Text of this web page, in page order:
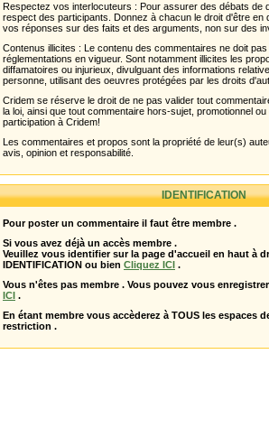
Respectez vos interlocuteurs : Pour assurer des débats de
respect des participants. Donnez à chacun le droit d'être en
vos réponses sur des faits et des arguments, non sur des
Contenus illicites : Le contenu des commentaires ne doit
réglementations en vigueur. Sont notamment illicites les
diffamatoires ou injurieux, divulguant des informations
personne, utilisant des oeuvres protégées par les droits
Cridem se réserve le droit de ne pas valider tout
la loi, ainsi que tout commentaire hors-sujet, promotionnel
participation à Cridem!
Les commentaires et propos sont la propriété de leur(s)
avis, opinion et responsabilité.
IDENTIFICATION
Pour poster un commentaire il faut être membre .
Si vous avez déjà un accès membre .
Veuillez vous identifier sur la page d'accueil en haut à
IDENTIFICATION ou bien Cliquez ICI .
Vous n'êtes pas membre . Vous pouvez vous
ICI .
En étant membre vous accèderez à TOUS les espaces
restriction .